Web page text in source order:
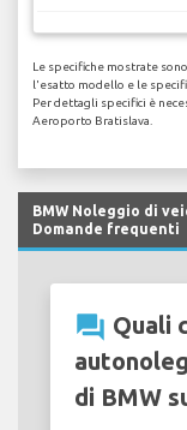
Le specifiche mostrate
l'esatto modello e le
Per dettagli specifici è
Aeroporto Bratislava.
BMW Noleggio di
Domande frequenti
question_answer Quali
di BMW